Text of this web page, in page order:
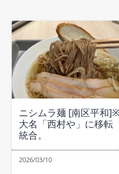
ニシムラ麺 [南区平和]※
大名「西村や」に移転
統合。
2026/03/10